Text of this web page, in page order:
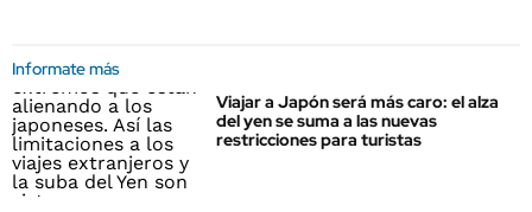
Informate más
Viajar a Japón será más caro: el alza
del yen se suma a las nuevas
restricciones para turistas